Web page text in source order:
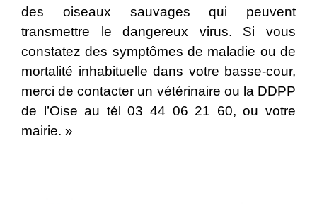
des oiseaux sauvages qui peuvent
transmettre le dangereux virus. Si vous
constatez des symptômes de maladie ou de
mortalité inhabituelle dans votre basse-cour,
merci de contacter un vétérinaire ou la DDPP
de l’Oise au tél 03 44 06 21 60, ou votre
mairie. »